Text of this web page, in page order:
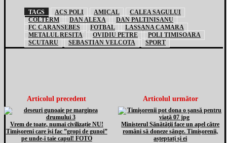
TAGS ACS POLI AMICAL
CALEA SAGULUI
COLTERM
DAN ALEXA
DAN PALTINISANU
FC CARANSEBES
FOTBAL
LASSANA CAMARA
METALUL RESITA
OVIDIU PETRE
POLI TIMISOARA
SCUTARU
SEBASTIAN VELCOTA SPORT
Articolul precedent
Vrem de toate, numai civilizație NU!
Timișoreni care își fac ”gropi de gunoi”
pe unde-i taie capul! FOTO
Articolul următor
Ministerul Sănătăţii face un apel către
români să doneze sânge. Timișorenii,
așteptați și ei